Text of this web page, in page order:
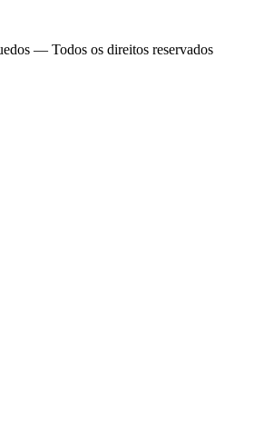
— Todos os direitos reservados